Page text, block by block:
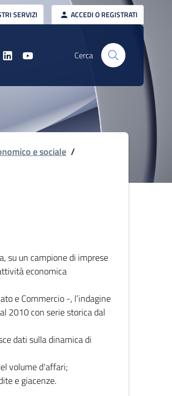
SERVIZI ACCEDI O REGISTRATI
Cerca
e sociale /
su un campione di imprese
economica
e Commercio -, l’indagine
2010 con serie storica dal
dati sulla dinamica di
volume d'affari;
e giacenze.